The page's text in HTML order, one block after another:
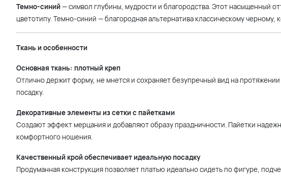
Темно-синий— символ глубины, мудрости и благородства. Этот насыщенный
цветотипу. Темно-синий — благородная альтернатива классическому черному,
Ткань и особенности
Основная ткань: плотный креп
Отлично держит форму, не мнется и сохраняет безупречный вид на
посадку.
Декоративные элементы из сетки с пайетками
Создают эффект мерцания и добавляют образу праздничности. Пайетки
комфортного ношения.
Качественный крой обеспечивает идеальную посадку
Продуманная конструкция позволяет платью идеально сидеть по фигуре,